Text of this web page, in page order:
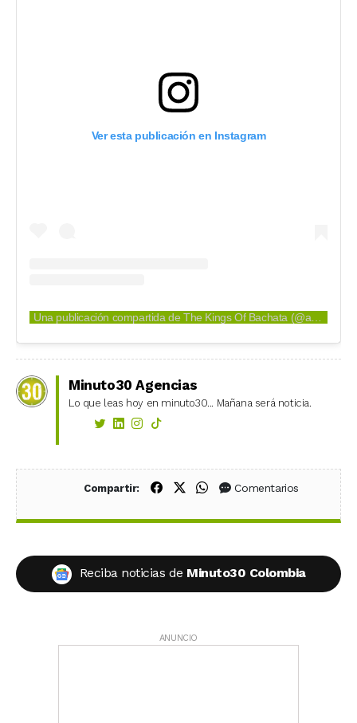
Ver esta publicación en Instagram
Una publicación compartida de The Kings Of Bachata (@aventura)
Minuto30 Agencias
Lo que leas hoy en minuto30... Mañana será noticia.
Compartir: Compartir en Facebook
Compartir en X (Twitter)
Compartir en WhatsApp
Comentarios
Reciba noticias de Minuto30 Colombia
ANUNCIO